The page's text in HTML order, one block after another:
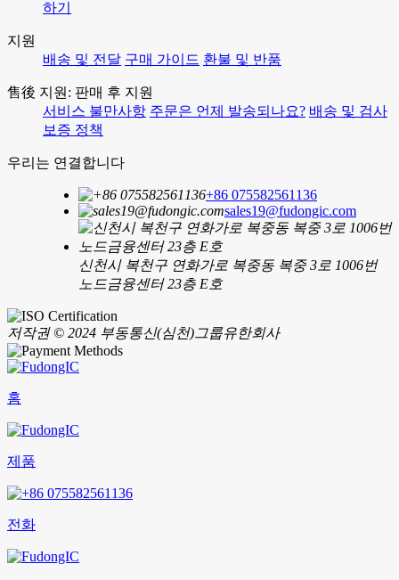
하기
지원
배송 및 전달 구매 가이드 환불 및 반품
售後 지원: 판매 후 지원
서비스 불만사항 주문은 언제 발송되나요? 배송 및 검사
보증 정책
우리는 연결합니다
+86 075582561136
sales19@fudongic.com
신천시 복천구 연화가로 복중동 복중 3로 1006번
노드금융센터 23층 E호
저작권 © 2024 부동통신(심천)그룹유한회사
홈
제품
전화